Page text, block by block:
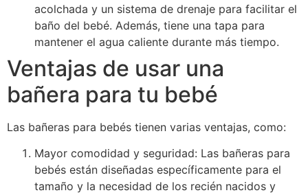
acolchada y un sistema de drenaje para facilitar el
baño del bebé. Además, tiene una tapa para
mantener el agua caliente durante más tiempo.
Ventajas de usar una
bañera para tu bebé
Las bañeras para bebés tienen varias ventajas, como:
Mayor comodidad y seguridad: Las bañeras para
bebés están diseñadas específicamente para el
tamaño y la necesidad de los recién nacidos y